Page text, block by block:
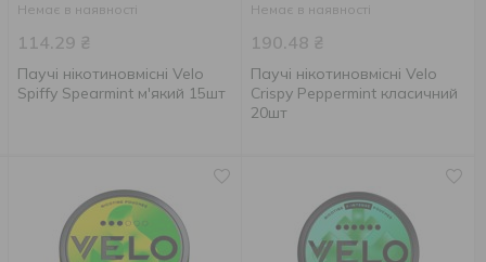
Немає в наявності
114.29 ₴
Паучі нікотиновмісні Velo
Spiffy Spearmint м'який 15шт
Немає в наявності
190.48 ₴
Паучі нікотиновмісні Velo
Crispy Peppermint класичний
20шт